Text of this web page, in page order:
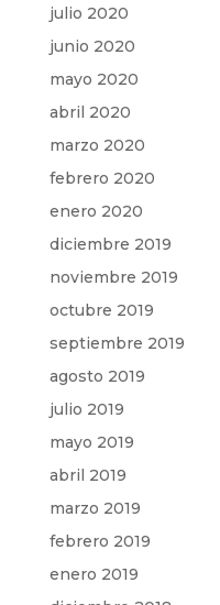
julio 2020
junio 2020
mayo 2020
abril 2020
marzo 2020
febrero 2020
enero 2020
diciembre 2019
noviembre 2019
octubre 2019
septiembre 2019
agosto 2019
julio 2019
mayo 2019
abril 2019
marzo 2019
febrero 2019
enero 2019